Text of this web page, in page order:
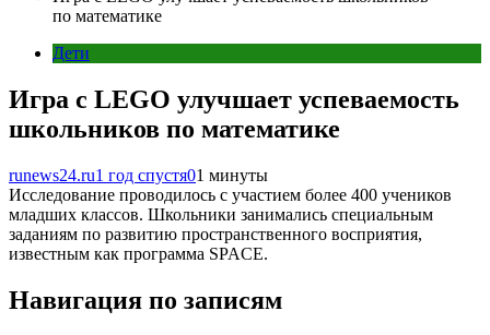
по математике
Дети
Игра с LEGO улучшает успеваемость
школьников по математике
runews24.ru1 год спустя01 минуты
Исследование проводилось с участием более 400 учеников
младших классов. Школьники занимались специальным
заданиям по развитию пространственного восприятия,
известным как программа SPACE.
Навигация по записям